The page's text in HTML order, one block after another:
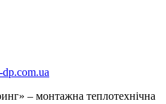
dp.com.ua
– монтажна теплотехнічна